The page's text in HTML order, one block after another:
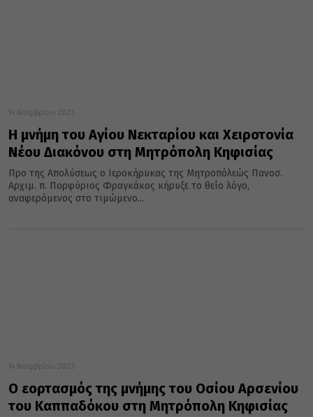
14 Νοεμβρίου 2023
Η μνήμη του Αγίου Νεκταρίου και Χειροτονία
Νέου Διακόνου στη Μητρόπολη Κηφισίας
Προ της Απολύσεως ο Ιεροκήρυκας της Μητροπόλεώς Πανοσ.
Αρχιμ. π. Πορφύριος Φραγκάκος κήρυξε το θείο λόγο,
αναφερόμενος στο τιμώμενο...
14 Νοεμβρίου 2023
Ο εορτασμός της μνήμης του Οσίου Αρσενίου
του Καππαδόκου στη Μητρόπολη Κηφισίας